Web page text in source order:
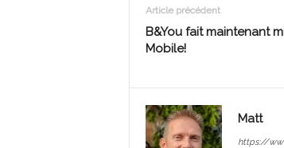
Article précédent
B&You fait maintenant
Mobile!
Matt
https://